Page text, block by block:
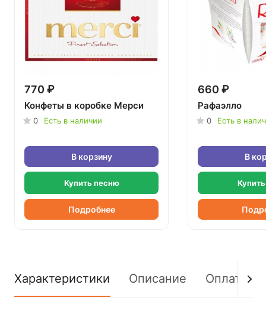
770 ₽
Конфеты в коробке Мерси
0 Есть в наличии
В корзину
Купить песню
Подробнее
660 ₽
Рафаэлло
0 Есть в
В
Характеристики Описание Оплата